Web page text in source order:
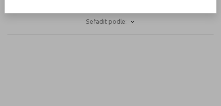
Seřadit podle: